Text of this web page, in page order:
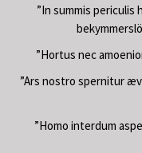
”In summis periculis
”Hortus nec
”Ars nostro spernitur
”Homo interdum